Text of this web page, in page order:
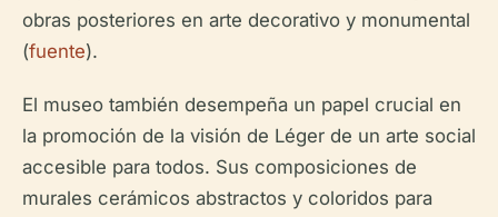
obras posteriores en arte decorativo y monumental
(fuente).
El museo también desempeña un papel crucial en
la promoción de la visión de Léger de un arte social
accesible para todos. Sus composiciones de
murales cerámicos abstractos y coloridos para